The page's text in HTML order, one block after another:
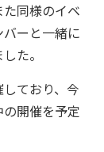
同様のイベ
ーと一緒に
た。
ており、今
開催を予定